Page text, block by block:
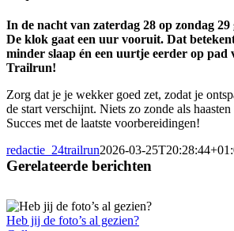
afbeelding
In de nacht van zaterdag 28 op zondag
De klok gaat een uur vooruit. Dat
minder slaap én een uurtje eerder op pad
Trailrun!
Zorg dat je je wekker goed zet, zodat je
de start verschijnt. Niets zo zonde als
Succes met de laatste voorbereidingen!
redactie_24trailrun2026-03-
Gerelateerde berichten
Heb jij de foto’s al gezien?